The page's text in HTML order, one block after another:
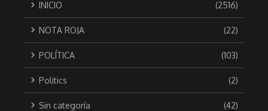
INICIO (2516)
NOTA ROJA (22)
POLÍTICA (103)
Politics (2)
Sin categoría (42)